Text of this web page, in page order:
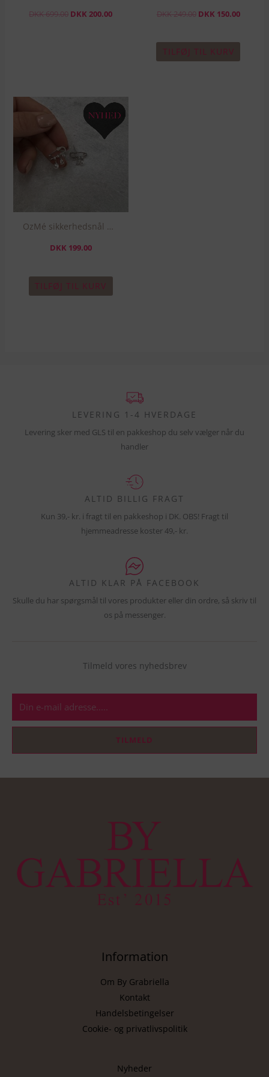
DKK699.00 DKK 200.00
varesiden
DKK249.00 DKK 150.00
TILFØJ TIL KURV
OzMé sikkerhedsnål øreing med perler & sten – Sølv
DKK 199.00
TILFØJ TIL KURV
LEVERING 1-4 HVERDAGE
Levering sker med GLS til en pakkeshop du selv vælger når du
handler
ALTID BILLIG FRAGT
Kun 39,- kr. i fragt til en pakkeshop i DK. OBS! Fragt til
hjemmeadresse koster 49,- kr.
ALTID KLAR PÅ FACEBOOK
Skulle du har spørgsmål til vores produkter eller din ordre, så skriv til
os på messenger.
Tilmeld vores nyhedsbrev
TILMELD
Information
Om By Grabriella
Kontakt
Handelsbetingelser
Cookie- og privatlivspolitik
Nyheder